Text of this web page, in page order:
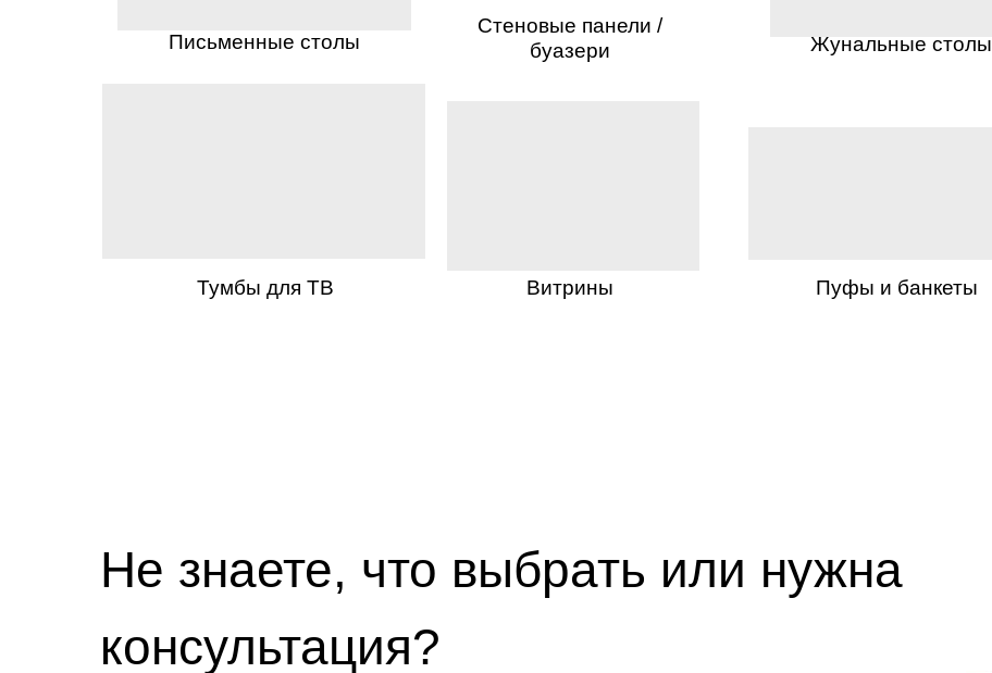
Витрины
Тумбы для ТВ
Жунальные столы
Пуфы и банкеты
Стеновые панели /
буазери
Письменные столы
Не знаете, что выбрать или нужна
консультация?